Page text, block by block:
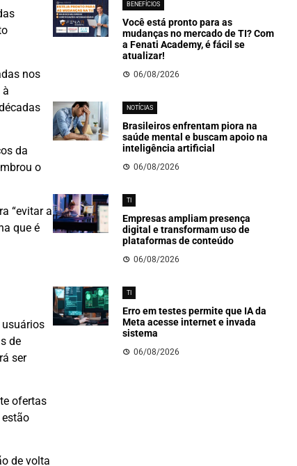
nos
à
da
o
“evitar a
que é
de
ser
ofertas
de volta
BENEFÍCIOS
Você está pronto para as
mudanças no mercado de TI? Com
a Fenati Academy, é fácil se
atualizar!
06/08/2026
NOTÍCIAS
Brasileiros enfrentam piora na
saúde mental e buscam apoio na
inteligência artificial
06/08/2026
TI
Empresas ampliam presença
digital e transformam uso de
plataformas de conteúdo
06/08/2026
TI
Erro em testes permite que IA da
Meta acesse internet e invada
sistema
06/08/2026